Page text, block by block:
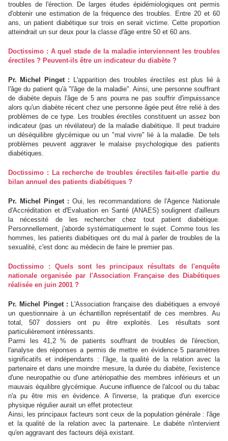
troubles de l'érection. De larges études épidémiologiques ont permis
d'obtenir une estimation de la fréquence des troubles. Entre 20 et 60
ans, un patient diabétique sur trois en serait victime. Cette proportion
atteindrait un sur deux pour la classe d'âge entre 50 et 60 ans.
Doctissimo : A quel stade de la maladie interviennent les troubles
érectiles ? Peuvent-ils être un indicateur du diabète ?
Pr. Michel Pinget : L'apparition des troubles érectiles est plus lié à
l'âge du patient qu'à "l'âge de la maladie". Ainsi, une personne souffrant
de diabète depuis l'âge de 5 ans pourra ne pas souffrir d'impuissance
alors qu'un diabète récent chez une personne âgée peut être relié à des
problèmes de ce type. Les troubles érectiles constituent un assez bon
indicateur (pas un révélateur) de la maladie diabétique. Il peut traduire
un déséquilibre glycémique ou un "mal vivre" lié à la maladie. De tels
problèmes peuvent aggraver le malaise psychologique des patients
diabétiques.
Doctissimo : La recherche de troubles érectiles fait-elle partie du
bilan annuel des patients diabétiques ?
Pr. Michel Pinget : Oui, les recommandations de l'Agence Nationale
d'Accréditation et d'Evaluation en Santé (ANAES) soulignent d'ailleurs
la nécessité de les rechercher chez tout patient diabétique.
Personnellement, j'aborde systématiquement le sujet. Comme tous les
hommes, les patients diabétiques ont du mal à parler de troubles de la
sexualité, c'est donc au médecin de faire le premier pas.
Doctissimo : Quels sont les principaux résultats de l'enquête
nationale organisée par l'Association Française des Diabétiques
réalisée en juin 2001 ?
Pr. Michel Pinget : L'Association française des diabétiques a envoyé
un questionnaire à un échantillon représentatif de ces membres. Au
total, 507 dossiers ont pu être exploités. Les résultats sont
particulièrement intéressants.
Parmi les 41,2 % de patients souffrant de troubles de l'érection,
l'analyse des réponses a permis de mettre en évidence 5 paramètres
significatifs et indépendants : l'âge, la qualité de la relation avec la
partenaire et dans une moindre mesure, la durée du diabète, l'existence
d'une neuropathie ou d'une artériopathie des membres inférieurs et un
mauvais équilibre glycémique. Aucune influence de l'alcool ou du tabac
n'a pu être mis en évidence. A l'inverse, la pratique d'un exercice
physique régulier aurait un effet protecteur.
Ainsi, les principaux facteurs sont ceux de la population générale : l'âge
et la qualité de la relation avec la partenaire. Le diabète n'intervient
qu'en aggravant des facteurs déjà existant.